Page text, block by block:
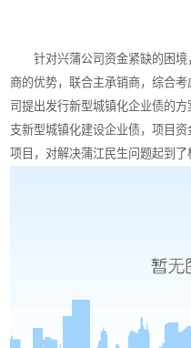
针对兴蒲公司资金紧缺的困
商的优势，联合主承销商，综合
司提出发行新型城镇化企业债的
支新型城镇化建设企业债，项目
项目，对解决蒲江民生问题起到了